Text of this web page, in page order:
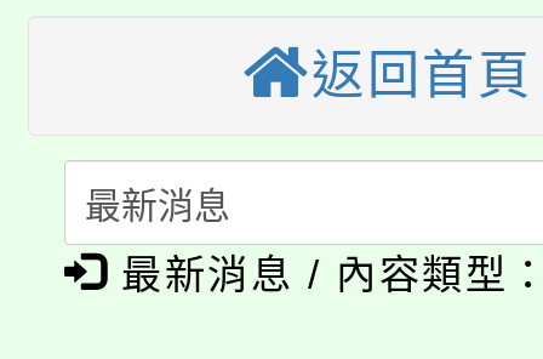
程，歡迎學生輔導中心
心理、諮商輔導、社會
系所師生報名參加。
縣市「校園短影音徵
踴躍報名參加。
桃園市115學年度學生
「桃園市補助參觀特色
展演活動實施計畫」
115年度「教育部表揚
義教育推展貢獻獎」
公告本校115學年度第
代理(課)教師甄選結果(
「2026金融保險知識
返回首頁
最新消息 / 內容類型